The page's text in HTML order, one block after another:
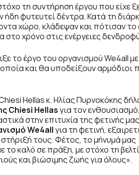
τη συντήρηση έργου που είχε
φυτευτεί δέντρα. Κατά τη
χώρο, κλάδεψαν και πότισαν το
στο χρόνο στις ενέργειες
το έργο του οργανισμού We4all
και θα υποδείξουν αρμόδιοι
Hellas κ. Ηλίας Πυρνοκόκης
Chiesi Hellasγια τον
στην επιτυχία της φετινής
We4allγια τη φετινή,
τους. Φέτος, το μήνυμά μας
καλό σε πράξη, με στόχο τη
και βιώσιμης ζωής για όλους».